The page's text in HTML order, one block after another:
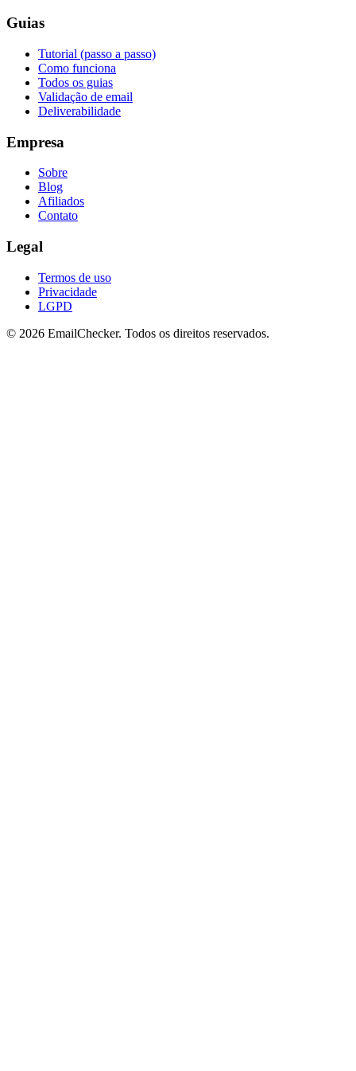
Guias
Tutorial (passo a passo)
Como funciona
Todos os guias
Validação de email
Deliverabilidade
Empresa
Sobre
Blog
Afiliados
Contato
Legal
Termos de uso
Privacidade
LGPD
© 2026 EmailChecker. Todos os direitos reservados.